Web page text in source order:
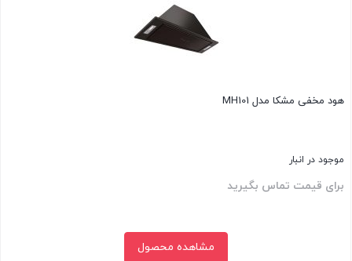
هود مخفی مشکا مدل MH101
موجود در انبار
برای قیمت تماس بگیرید
مشاهده محصول